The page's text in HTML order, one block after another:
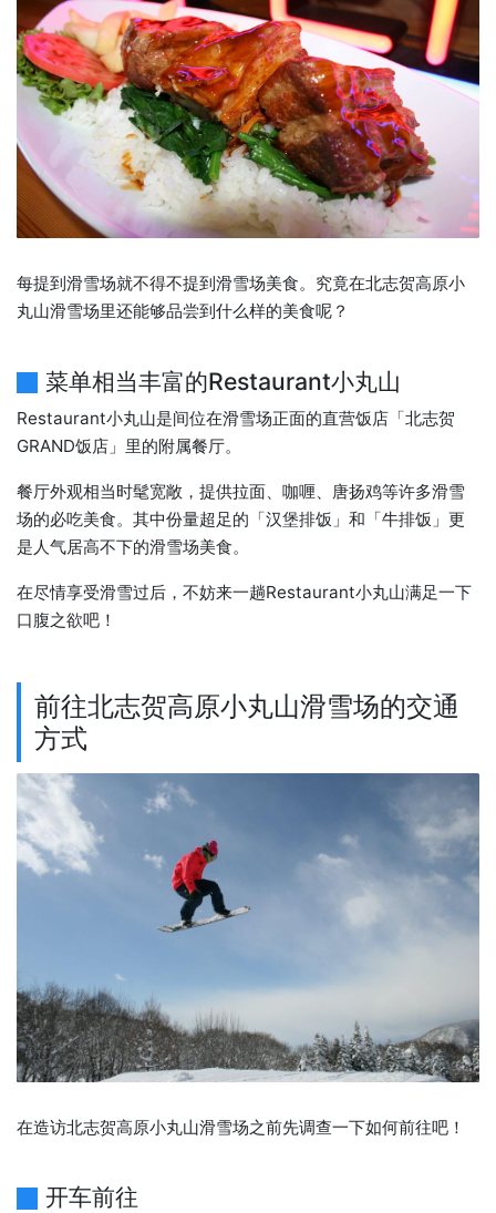
每提到滑雪场就不得不提到滑雪场美食。究竟在北志贺高原小
丸山滑雪场里还能够品尝到什么样的美食呢？
菜单相当丰富的Restaurant小丸山
Restaurant小丸山是间位在滑雪场正面的直营饭店「北志贺
GRAND饭店」里的附属餐厅。
餐厅外观相当时髦宽敞，提供拉面、咖喱、唐扬鸡等许多滑雪
场的必吃美食。其中份量超足的「汉堡排饭」和「牛排饭」更
是人气居高不下的滑雪场美食。
在尽情享受滑雪过后，不妨来一趟Restaurant小丸山满足一下
口腹之欲吧！
前往北志贺高原小丸山滑雪场的交通
方式
在造访北志贺高原小丸山滑雪场之前先调查一下如何前往吧！
开车前往